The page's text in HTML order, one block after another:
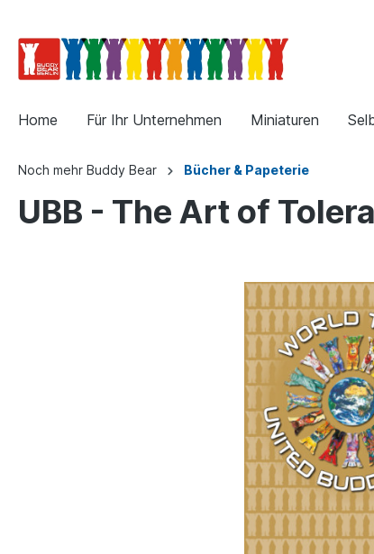
Home Für Ihr Unternehmen Miniaturen
Noch mehr Buddy Bear Bücher & Papeterie
UBB - The Art of